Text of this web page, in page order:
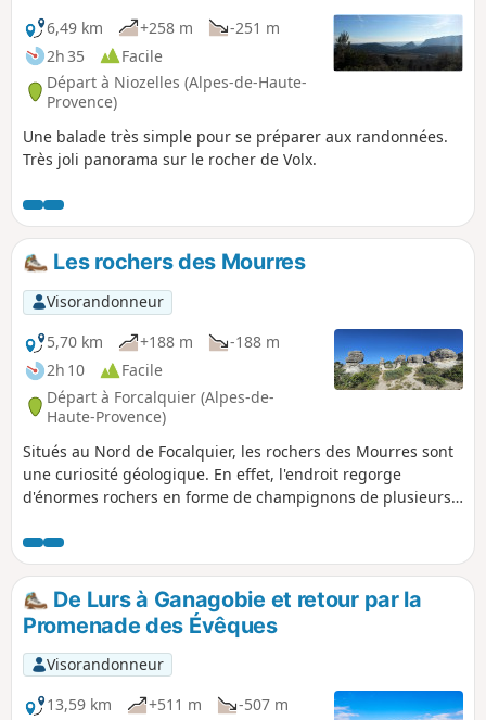
6,49 km
+258 m
-251 m
2h 35
Facile
Départ à Niozelles (Alpes-de-Haute-
Provence)
Une balade très simple pour se préparer aux randonnées.
Très joli panorama sur le rocher de Volx.
Les rochers des Mourres
Visorandonneur
5,70 km
+188 m
-188 m
2h 10
Facile
Départ à Forcalquier (Alpes-de-
Haute-Provence)
Situés au Nord de Focalquier, les rochers des Mourres sont
une curiosité géologique. En effet, l'endroit regorge
d'énormes rochers en forme de champignons de plusieurs
provençal.
De Lurs à Ganagobie et retour par la
Promenade des Évêques
Visorandonneur
13,59 km
+511 m
-507 m